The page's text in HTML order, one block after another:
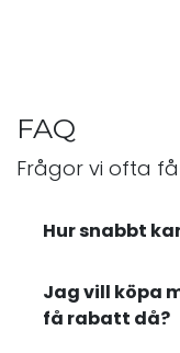
FAQ
Frågor vi ofta
Hur snabbt
Jag vill köpa
få rabatt då?